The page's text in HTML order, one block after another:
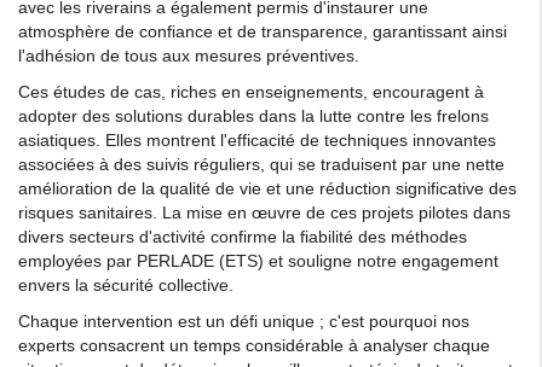
avec les riverains a également permis d'instaurer une
atmosphère de confiance et de transparence, garantissant ainsi
l'adhésion de tous aux mesures préventives.
Ces études de cas, riches en enseignements, encouragent à
adopter des solutions durables dans la lutte contre les frelons
asiatiques. Elles montrent l'efficacité de techniques innovantes
associées à des suivis réguliers, qui se traduisent par une nette
amélioration de la qualité de vie et une réduction significative des
risques sanitaires. La mise en œuvre de ces projets pilotes dans
divers secteurs d'activité confirme la fiabilité des méthodes
employées par PERLADE (ETS) et souligne notre engagement
envers la sécurité collective.
Chaque intervention est un défi unique ; c'est pourquoi nos
experts consacrent un temps considérable à analyser chaque